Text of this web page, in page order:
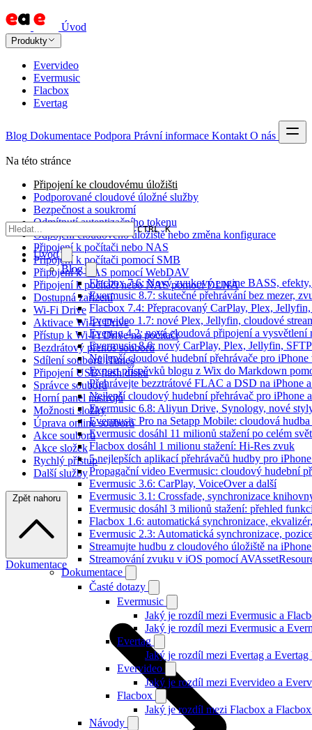
Úvod
Produkty
Evervideo
Evermusic
Flacbox
Evertag
Blog Dokumentace Podpora Právní informace Kontakt O nás
CTRL K
Úvod
Blog
Flacbox 7.6: Nový zvukový engine BASS,
Evermusic 8.7: skutečné přehrávání bez mezer,
Flacbox 7.4: Přepracovaný CarPlay, Plex,
Evervideo 1.7: nové Plex, Jellyfin, cloudové
Evertag 4.2: nová cloudová připojení a vysvětlení
Evermusic 8.6: nový CarPlay, Plex, Jellyfin,
Nejlepší cloudové hudební přehrávače pro iPhone
Export příspěvků blogu z Wix do Markdown
Přehrávejte bezztrátové FLAC a DSD na iPhone
Nejlepší cloudový hudební přehrávač pro iPhone
Evermusic 6.8: Aliyun Drive, Synology, nové
Evermusic Pro na Setapp Mobile: cloudová
Evermusic dosáhl 11 milionů stažení po celém
Flacbox dosáhl 1 milionu stažení: Hi-Res zvuk
5 nejlepších aplikací přehrávačů hudby pro
Propagační video Evermusic: cloudový hudební
Evermusic 3.6: CarPlay, VoiceOver a další
Evermusic 3.1: Crossfade, synchronizace
Evermusic dosáhl 3 milionů stažení: přehled
Flacbox 1.6: automatická synchronizace,
Evermusic 2.3: Automatická synchronizace,
Streamujte hudbu z cloudového úložiště na
Streamování zvuku v iOS pomocí
Dokumentace
Časté dotazy
Evermusic
Jaký je rozdíl mezi Evermusic a
Jaký je rozdíl mezi Evermusic a
Evertag
Jaký je rozdíl mezi Evertag a Evertag
Evervideo
Jaký je rozdíl mezi Evervideo a
Flacbox
Jaký je rozdíl mezi Flacbox a
Návody
Na této stránce
Připojení ke cloudovému úložišti
Podporované cloudové úložné služby
Bezpečnost a soukromí
Odmítnutí autentizačního tokenu
Odpojení cloudového úložiště nebo změna konfigurace
Připojení k počítači nebo NAS
Připojení k počítači pomocí SMB
Připojení k NAS pomocí WebDAV
Připojení k počítači nebo NAS pomocí DLNA
Dostupná zařízení
Wi-Fi Drive
Aktivace Wi-Fi Drive
Přístup k Wi-Fi Drive na počítači
Bezdrátový přenos souborů
Sdílení souborů iTunes
Připojení USB flash disku
Správce souborů
Horní panel nástrojů
Možnosti složky
Úprava online souborů
Akce souborů
Akce složek
Rychlý přístup
Další služby
Zpět nahoru
Dokumentace